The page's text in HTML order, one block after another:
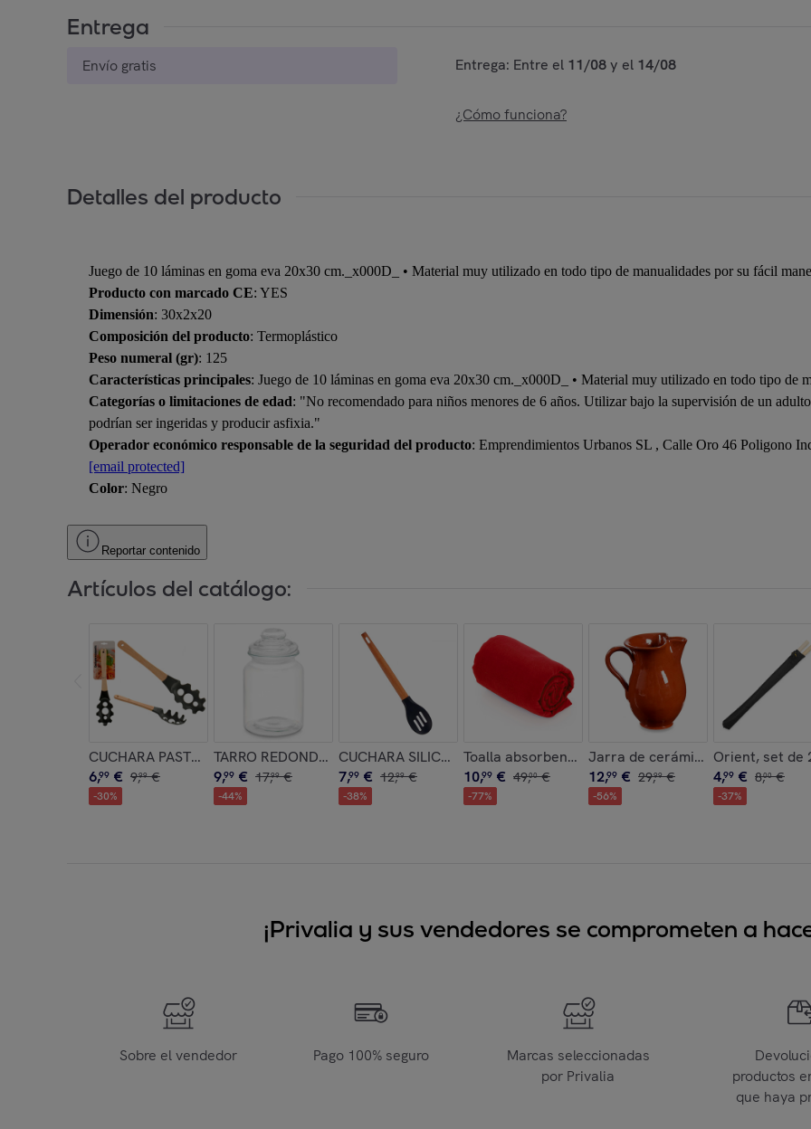
Entrega
Envío gratis Entrega: Entre el 11/08y el 14/08
¿Cómo funciona?
Detalles del producto
Juego de 10 láminas en goma eva 20x30 cm._x000D_ • Material muy utilizado en todo tipo de manualidades por su fácil
Producto con marcado CE: YES
Dimensión: 30x2x20
Composición del producto: Termoplástico
Peso numeral (gr): 125
Características principales: Juego de 10 láminas en goma eva 20x30 cm._x000D_ • Material muy utilizado en todo tipo de
Categorías o limitaciones de edad: "No recomendado para niños menores de 6 años. Utilizar bajo la supervisión de un
podrían ser ingeridas y producir asfixia."
Operador económico responsable de la seguridad del producto: Emprendimientos Urbanos SL , Calle Oro 46 Poligono
[email protected]
Color: Negro
Reportar contenido
Artículos del catálogo:
CUCHARA PASTA SURT COLOR aleatorio
6,99 € 9,99 €
-30%
TARRO REDONDO LISO TAPA CRISTAL 900ML
9,99 € 17,99 €
-44%
CUCHARA SILICONA MANGO MADERA DE HAYA 30,5CM
7,99 € 12,99 €
-38%
Toalla absorbente Yarg 138x72 cm.
10,99 € 49,00 €
-77%
Jarra de cerámica refractaria de
12,99 € 29,99 €
-56%
Orient, set de
4,99 € 8,00 €
-37%
¡Privalia y sus vendedores se comprometen a
Sobre el vendedor Pago 100% seguro
Marcas seleccionadas
por Privalia
productos
que haya